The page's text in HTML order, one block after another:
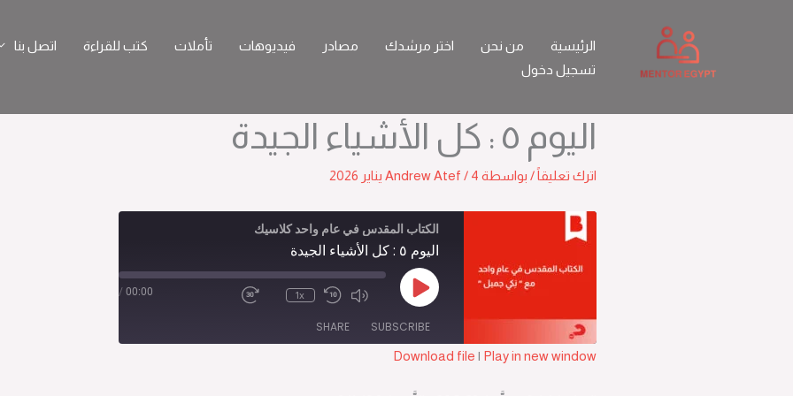
الرئيسية من نحن اختر مرشدك مصادر فيديوهات تأملات كتب للقراءة اتصل بنا
تسجيل دخول
اليوم ٥ : كل الأشياء الجيدة
اترك تعليقاً/ بواسطة Andrew Atef / 4 يناير 2026
الكتاب المقدس في عام واحد كلاسيك
اليوم ٥ : كل الأشياء الجيدة
Play
Episode
1x
00:00
/
SUBSCRIBE
SHARE
Download file | Play in new window